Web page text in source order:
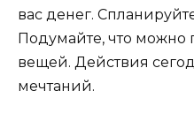
вас денег.
Подумайте, что можно
вещей. Действия
мечтаний.